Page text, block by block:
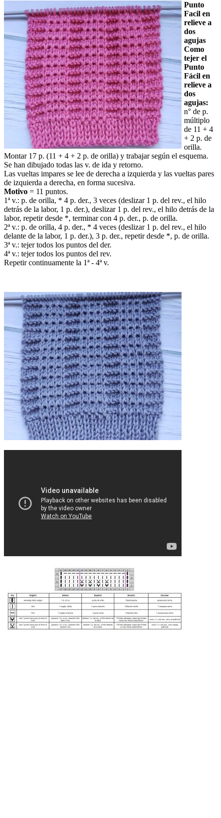
Punto
Facil en
relieve a
dos
agujas
Como
tejer el
Punto
Fácil en
relieve a
dos
agujas:
n° de p.
múltiplo
de 11 + 4
+ 2 p. de
orilla.
Montar 17 p. (11 + 4 + 2 p. de orilla) y trabajar según el esquema.
Se han dibujado todas las v. de ida y retorno.
Las vueltas impares se lee de derecha a izquierda y las vueltas pares
de izquierda a derecha, en forma sucesiva.
Motivo = 11 puntos.
1ª v.: p. de orilla, * 4 p. der., 3 veces (deslizar 1 p. del rev., el hilo
detrás de la labor, 1 p. der.), deslizar 1 p. del rev., el hilo detrás de la
labor, repetir desde *, terminar con 4 p. der., p. de orilla.
2ª v.: p. de orilla, 4 p. der., * 4 veces (deslizar 1 p. del rev., el hilo
delante de la labor, 1 p. der.), 3 p. der., repetir desde *, p. de orilla.
3ª v.: tejer todos los puntos del der.
4ª v.: tejer todos los puntos del rev.
Repetir continuamente la 1ª - 4ª v.